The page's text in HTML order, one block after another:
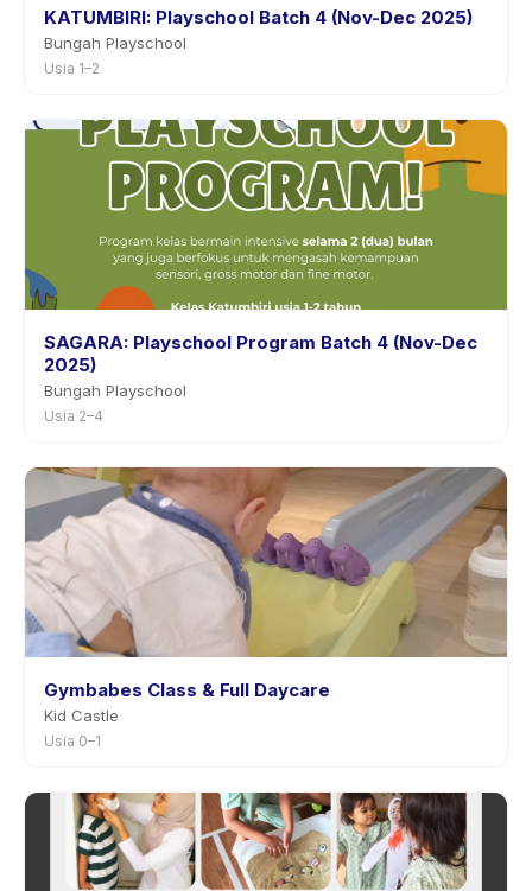
KATUMBIRI: Playschool Batch 4 (Nov-Dec 2025)
Bungah Playschool
Usia 1–2
SAGARA: Playschool Program Batch 4 (Nov-Dec
2025)
Bungah Playschool
Usia 2–4
Gymbabes Class & Full Daycare
Kid Castle
Usia 0–1